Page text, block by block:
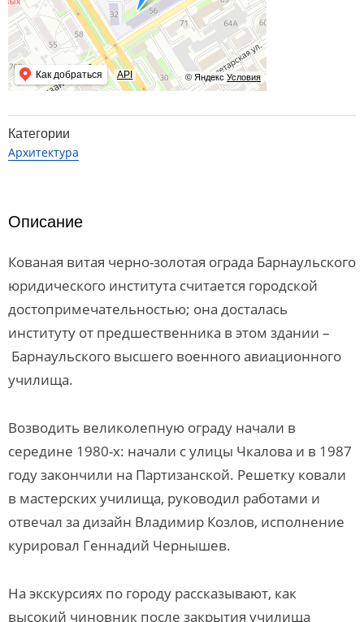
© Яндекс Условия
Как добраться API
Категории
Архитектура
Описание
Кованая витая черно-золотая ограда Барнаульского
юридического института считается городской
достопримечательностью; она досталась
институту от предшественника в этом здании –
Барнаульского высшего военного авиационного
училища.
Возводить великолепную ограду начали в
середине 1980-х: начали с улицы Чкалова и в 1987
году закончили на Партизанской. Решетку ковали
в мастерских училища, руководил работами и
отвечал за дизайн Владимир Козлов, исполнение
курировал Геннадий Чернышев.
На экскурсиях по городу рассказывают, как
высокий чиновник после закрытия училища